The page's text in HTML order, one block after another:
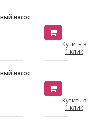
насос
Купить в
1 клик
насос
Купить в
1 клик